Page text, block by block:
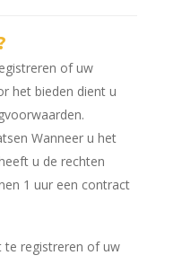
of uw
het bieden dient u
Wanneer u het
u de rechten
1 uur een contract
te registreren of uw